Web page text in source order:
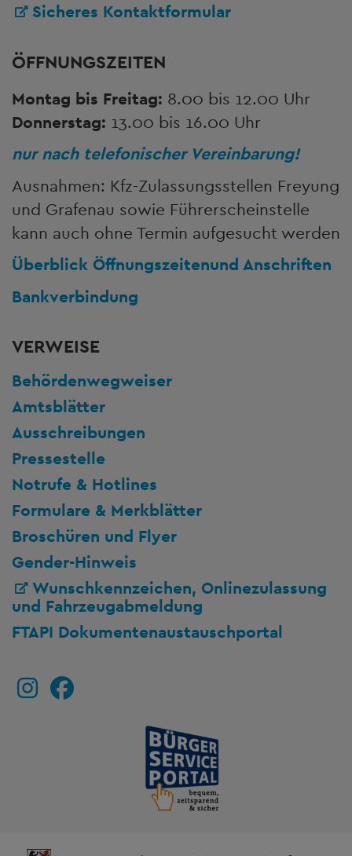
Sicheres Kontaktformular
ÖFFNUNGSZEITEN
Montag bis Freitag: 8.00 bis 12.00 Uhr
Donnerstag: 13.00 bis 16.00 Uhr
nur nach telefonischer Vereinbarung!
Ausnahmen: Kfz-Zulassungsstellen Freyung
und Grafenau sowie Führerscheinstelle
kann auch ohne Termin aufgesucht werden
Überblick Öffnungszeitenund Anschriften
Bankverbindung
VERWEISE
Behördenwegweiser
Amtsblätter
Ausschreibungen
Pressestelle
Notrufe & Hotlines
Formulare & Merkblätter
Broschüren und Flyer
Gender-Hinweis
Wunschkennzeichen, Onlinezulassung
und Fahrzeugabmeldung
FTAPI Dokumentenaustauschportal